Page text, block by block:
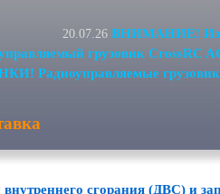
20.07.26 ВНИМАНИЕ!
грузовик CrossRC
Радиоуправляемые
внутреннего сгорания (ДВС) и